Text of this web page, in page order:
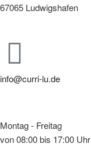
Montag - Freitag
von 08:00 bis 17:00 Uhr
67065 Ludwigshafen
info@curri-lu.de